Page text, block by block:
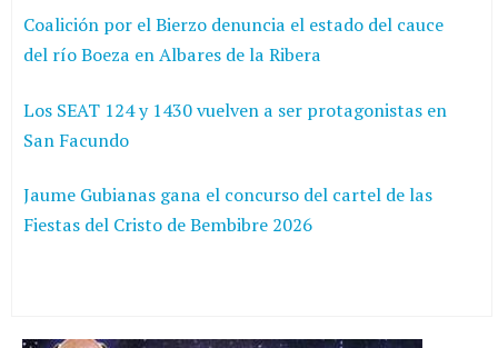
Coalición por el Bierzo denuncia el estado del cauce
del río Boeza en Albares de la Ribera
Los SEAT 124 y 1430 vuelven a ser protagonistas en
San Facundo
Jaume Gubianas gana el concurso del cartel de las
Fiestas del Cristo de Bembibre 2026